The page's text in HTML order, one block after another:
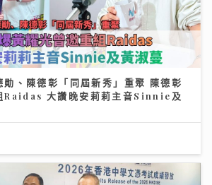
勛、陳德彰「同屆新秀」重聚 陳德彰
Raidas 大讚晚安莉莉主音Sinnie及